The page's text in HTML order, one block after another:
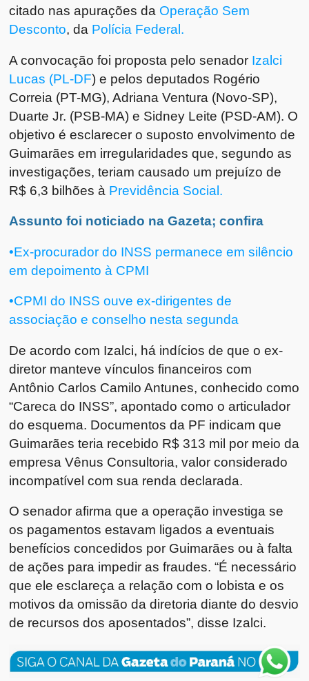
citado nas apurações da Operação Sem
Desconto, da Polícia Federal.
A convocação foi proposta pelo senador Izalci
Lucas (PL-DF) e pelos deputados Rogério
Correia (PT-MG), Adriana Ventura (Novo-SP),
Duarte Jr. (PSB-MA) e Sidney Leite (PSD-AM). O
objetivo é esclarecer o suposto envolvimento de
Guimarães em irregularidades que, segundo as
investigações, teriam causado um prejuízo de
R$ 6,3 bilhões à Previdência Social.
Assunto foi noticiado na Gazeta; confira
•Ex-procurador do INSS permanece em silêncio
em depoimento à CPMI
•CPMI do INSS ouve ex-dirigentes de
associação e conselho nesta segunda
De acordo com Izalci, há indícios de que o ex-
diretor manteve vínculos financeiros com
Antônio Carlos Camilo Antunes, conhecido como
“Careca do INSS”, apontado como o articulador
do esquema. Documentos da PF indicam que
Guimarães teria recebido R$ 313 mil por meio da
empresa Vênus Consultoria, valor considerado
incompatível com sua renda declarada.
O senador afirma que a operação investiga se
os pagamentos estavam ligados a eventuais
benefícios concedidos por Guimarães ou à falta
de ações para impedir as fraudes. “É necessário
que ele esclareça a relação com o lobista e os
motivos da omissão da diretoria diante do desvio
de recursos dos aposentados”, disse Izalci.